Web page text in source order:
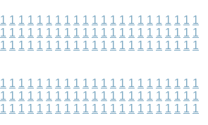
1 1 1 1 1 1 1 1 1 1 1 1 1 1 1 1 1 1 1 1 1 1
1 1 1 1 1 1 1 1 1 1 1 1 1 1 1 1 1 1 1 1 1 1
1 1 1 1 1 1 1 1 1 1 1 1 1 1 1 1 1 1 1 1 1 1
1 1 1 1 1 1 1 1 1 1 1 1 1 1 1 1 1 1 1 1 1 1
1 1 1 1 1 1 1 1 1 1 1 1 1 1 1 1 1 1 1 1 1 1
1 1 1 1 1 1 1 1 1 1 1 1 1 1 1 1 1 1 1 1 1 1